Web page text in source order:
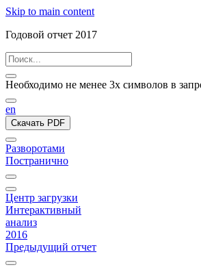
Skip to main content
Годовой отчет 2017
Необходимо не менее 3х символов в
en
Скачать PDF
Разворотами
Постранично
Центр загрузки
Интерактивный
анализ
2016
Предыдущий отчет